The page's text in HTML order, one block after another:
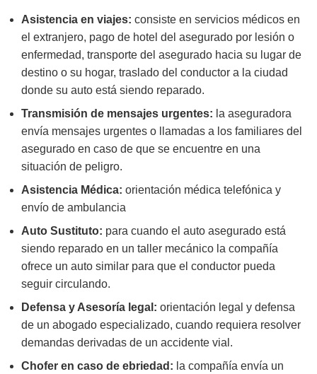
Asistencia en viajes: consiste en servicios médicos en
el extranjero, pago de hotel del asegurado por lesión o
enfermedad, transporte del asegurado hacia su lugar de
destino o su hogar, traslado del conductor a la ciudad
donde su auto está siendo reparado.
Transmisión de mensajes urgentes: la aseguradora
envía mensajes urgentes o llamadas a los familiares del
asegurado en caso de que se encuentre en una
situación de peligro.
Asistencia Médica: orientación médica telefónica y
envío de ambulancia
Auto Sustituto: para cuando el auto asegurado está
siendo reparado en un taller mecánico la compañía
ofrece un auto similar para que el conductor pueda
seguir circulando.
Defensa y Asesoría legal: orientación legal y defensa
de un abogado especializado, cuando requiera resolver
demandas derivadas de un accidente vial.
Chofer en caso de ebriedad: la compañía envía un